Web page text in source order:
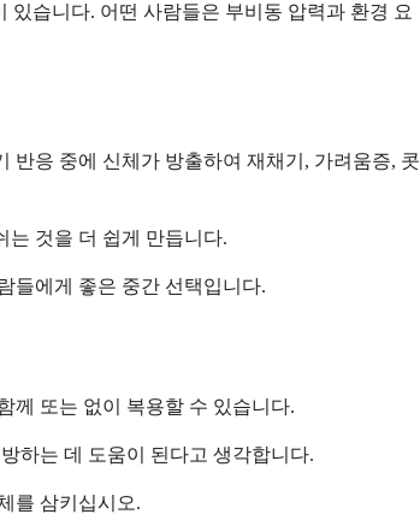
습니다. 어떤 사람들은 부비동 압력과 환경 요
반응 중에 신체가 방출하여 재채기, 가려움증, 콧
는 것을 더 쉽게 만듭니다.
들에게 좋은 중간 선택입니다.
께 또는 없이 복용할 수 있습니다.
하는 데 도움이 된다고 생각합니다.
를 삼키십시오.